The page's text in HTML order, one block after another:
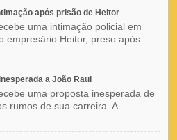
após prisão de Heitor
uma intimação policial em
empresário Heitor, preso após
a João Raul
uma proposta inesperada de
rumos de sua carreira. A